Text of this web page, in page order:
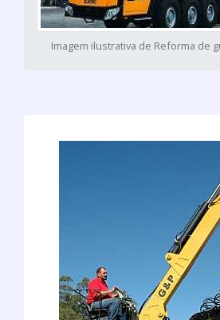
Imagem ilustrativa de Reforma de